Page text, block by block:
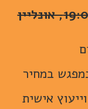
במחיר
אישית